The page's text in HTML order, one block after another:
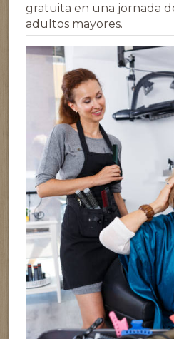
gratuita en una jornada
adultos mayores.